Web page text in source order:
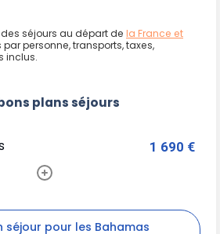
séjours au départ de la France et
par personne, transports, taxes,
inclus.
plans séjours
1 690 €
séjour pour les Bahamas